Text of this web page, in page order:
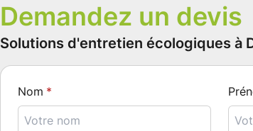
Solutions d'entretien écologiques à
Demandez un devis
Nom